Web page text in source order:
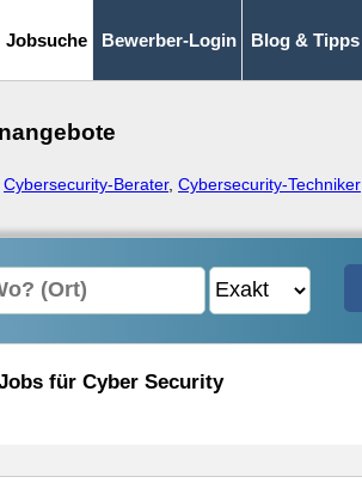
Jobsuche Bewerber-Login Blog & Tipps
Cybersecurity-Berater, Cybersecurity-Techniker
für Cyber Security